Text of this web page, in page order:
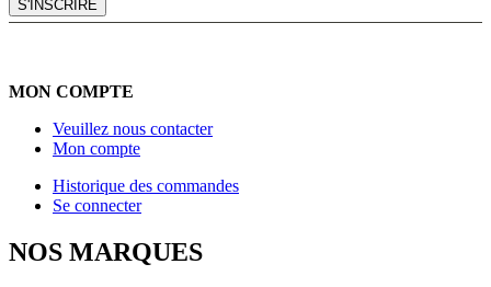
MON COMPTE
Veuillez nous contacter
Mon compte
Historique des commandes
Se connecter
NOS MARQUES